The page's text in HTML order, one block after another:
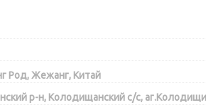
Род, Жежанг, Китай
р-н, Колодищанский с/с,